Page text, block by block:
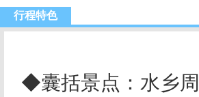
行程特色
◆囊括景点：水乡